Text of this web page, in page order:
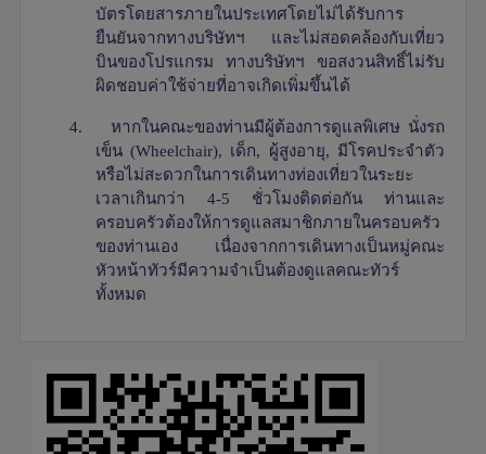
บัตรโดยสารภายในประเทศโดยไม่ได้รับการ
ยืนยันจากทางบริษัทฯ และไม่สอดคล้องกับเที่ยว
บินของโปรแกรม ทางบริษัทฯ ขอสงวนสิทธิ์ไม่รับ
ผิดชอบค่าใช้จ่ายที่อาจเกิดเพิ่มขึ้นได้
4.
หากในคณะของท่านมีผู้ต้องการดูแลพิเศษ นั่งรถ
เข็น (Wheelchair), เด็ก, ผู้สูงอายุ, มีโรคประจำตัว
หรือไม่สะดวกในการเดินทางท่องเที่ยวในระยะ
เวลาเกินกว่า 4-5 ชั่วโมงติดต่อกัน ท่านและ
ครอบครัวต้องให้การดูแลสมาชิกภายในครอบครัว
ของท่านเอง เนื่องจากการเดินทางเป็นหมู่คณะ
หัวหน้าทัวร์มีความจำเป็นต้องดูแลคณะทัวร์
ทั้งหมด